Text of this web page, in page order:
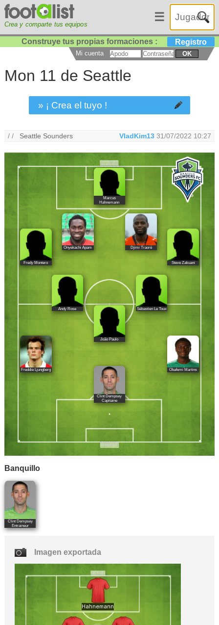
Crea y comparte tus equipos
☰
Construye tus propias formaciones : Registro
Mi cuenta OK
Mon 11 de Seattle
» ¡ Crea el tuyo !
/ / Seattle Sounders VladKim13 31/07/2022 10:27
Marcus
Hahnemann
Fredy Montero
Onyekachi Apam Djimi Traoré
Steve Zakuani
Andy Rose Sébastien Le Toux
João Paulo
Obafemi Martins
Freddie Ljungberg
Clint Dempsey
Capitaine
Banquillo
Clint Dempsey
Entraineur
Imagen exportada